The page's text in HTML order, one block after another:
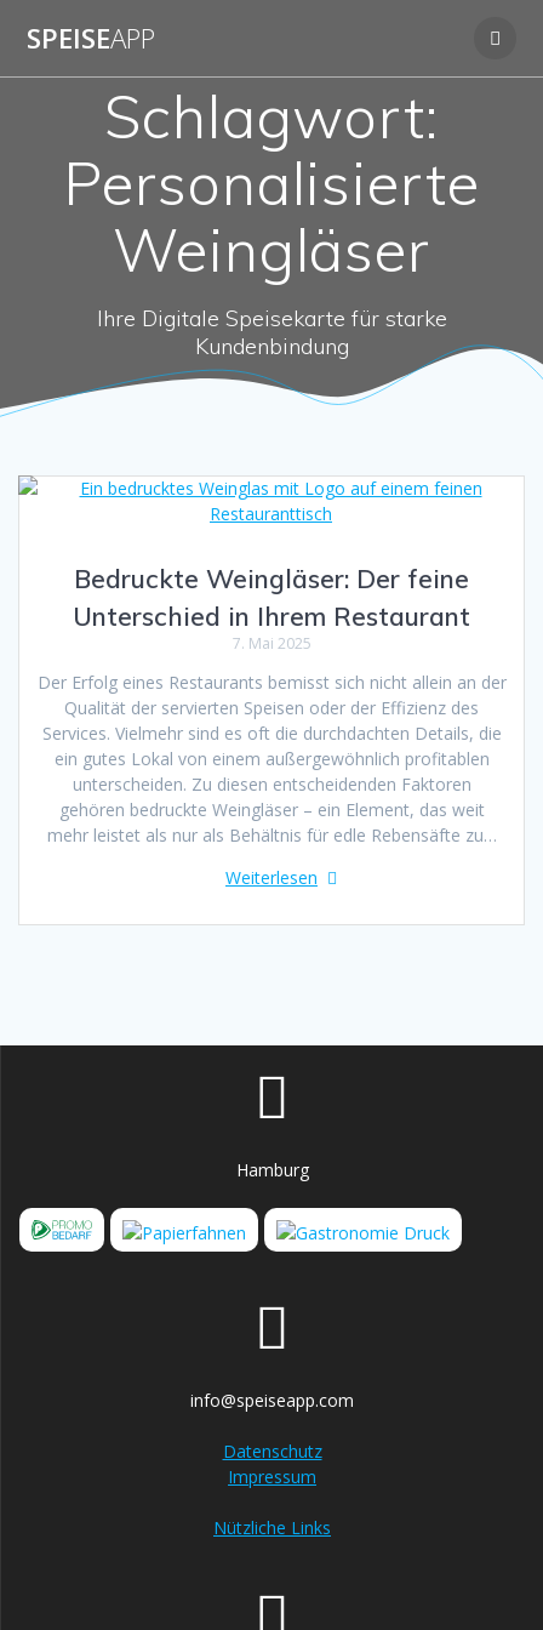
SPEISEAPP
Schlagwort:
Personalisierte
Weingläser
Ihre Digitale Speisekarte für starke
Kundenbindung
Bedruckte Weingläser: Der feine
Unterschied in Ihrem Restaurant
7. Mai 2025
Der Erfolg eines Restaurants bemisst sich nicht allein an der
Qualität der servierten Speisen oder der Effizienz des
Services. Vielmehr sind es oft die durchdachten Details, die
ein gutes Lokal von einem außergewöhnlich profitablen
unterscheiden. Zu diesen entscheidenden Faktoren
gehören bedruckte Weingläser – ein Element, das weit
mehr leistet als nur als Behältnis für edle Rebensäfte zu…
Weiterlesen
Hamburg
info@speiseapp.com
Datenschutz
Impressum
Nützliche Links